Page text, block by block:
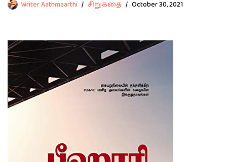
Writer Aathmaarthi சிறுகதை October 30, 2021